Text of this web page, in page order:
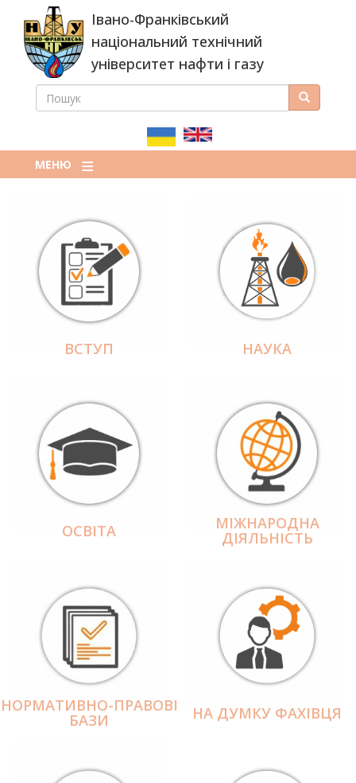
основного
вмісту
Івано-Франківський
національний технічний
університет нафти і газу
ПОШУКОВА
ПОШУК Пошук
МЕНЮ
ВСТУП НАУКА
ОСВІТА МІЖНАРОДНА
ДІЯЛЬНІCТЬ
НОРМАТИВНО-ПРАВОВІ
БАЗИ НА ДУМКУ ФАХІВЦЯ